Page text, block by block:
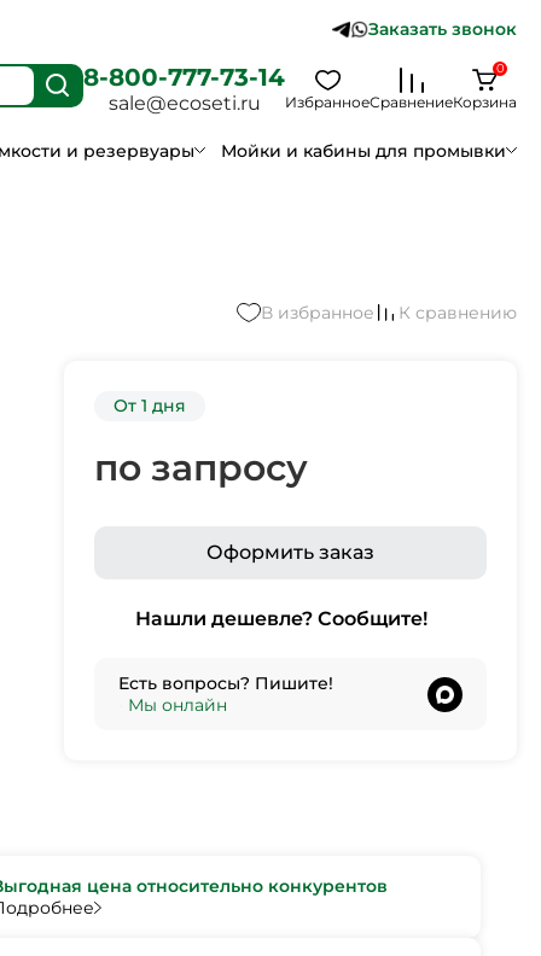
Заказать звонок
8-800-777-73-14
sale@ecoseti.ru ИзбранноеСравнениеКорзина
0
и резервуары Мойки и кабины для промывки
В избранное К сравнению
От 1 дня
по запросу
Оформить заказ
Нашли дешевле? Сообщите!
Есть вопросы? Пишите!
Мы онлайн
цена относительно конкурентов